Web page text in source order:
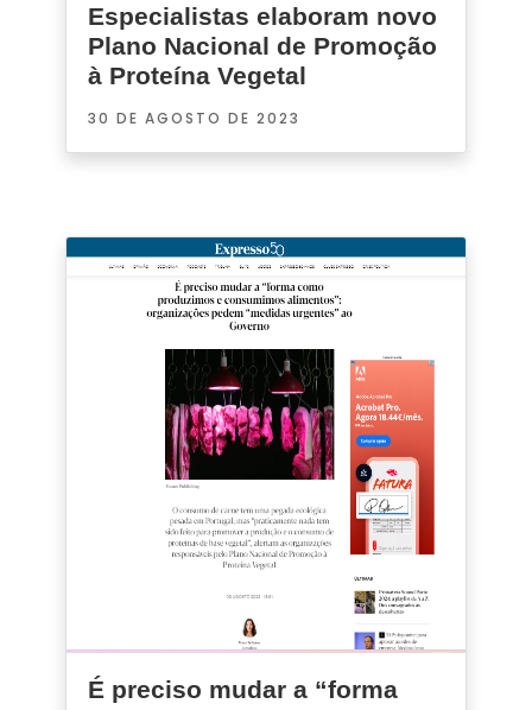
Especialistas elaboram novo
Plano Nacional de Promoção
à Proteína Vegetal
30 DE AGOSTO DE 2023
É preciso mudar a “forma